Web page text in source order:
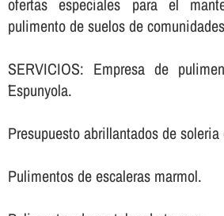
ofertas especiales para el
pulimento de suelos de
SERVICIOS: Empresa de
´Espunyola.
Presupuesto abrillantados de soleria
Pulimentos de escaleras marmol.